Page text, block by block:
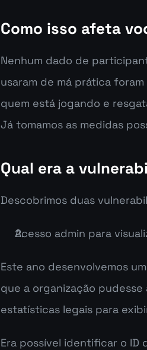
Como isso afeta
Nenhum dado de
usaram de má prática
quem está jogando e
Já tomamos as medidas
Qual era a
Descobrimos duas
Acesso admin para
Este ano desenvolvemos
que a organização
estatísticas legais para
Era possível identificar o ID